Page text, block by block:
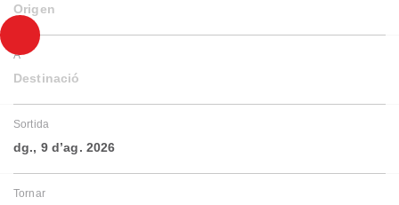
Origen
A
Destinació
Sortida
dg., 9 d’ag. 2026
Tornar